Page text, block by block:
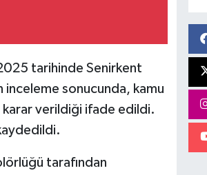
tarihinde Senirkent
inceleme sonucunda, kamu
karar verildiği ifade edildi.
tarafından